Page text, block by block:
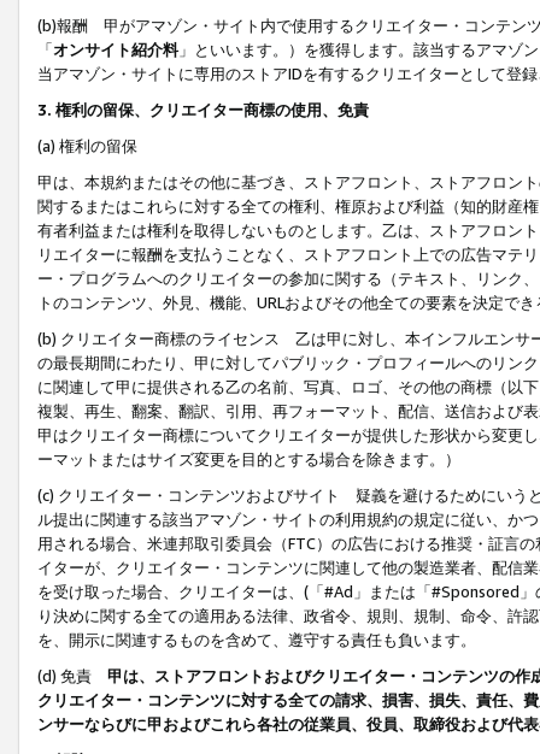
(b)報酬 甲がアマゾン・サイト内で使用するクリエイター・コンテン
「オンサイト紹介料」といいます。）を獲得します。該当するアマゾ
当アマゾン・サイトに専用のストアIDを有するクリエイターとして登
3. 権利の留保、クリエイター商標の使用、免責
(a) 権利の留保
甲は、本規約またはその他に基づき、ストアフロント、ストアフロン
関するまたはこれらに対する全ての権利、権原および利益（知的財産
有者利益または権利を取得しないものとします。乙は、ストアフロン
リエイターに報酬を支払うことなく、ストアフロント上での広告マテ
ー・プログラムへのクリエイターの参加に関する（テキスト、リンク
トのコンテンツ、外見、機能、URLおよびその他全ての要素を決定で
(b) クリエイター商標のライセンス 乙は甲に対し、本インフルエンサ
の最長期間にわたり、甲に対してパブリック・プロフィールへのリン
に関連して甲に提供される乙の名前、写真、ロゴ、その他の商標（以
複製、再生、翻案、翻訳、引用、再フォーマット、配信、送信および
甲はクリエイター商標についてクリエイターが提供した形状から変更
ーマットまたはサイズ変更を目的とする場合を除きます。）
(c) クリエイター・コンテンツおよびサイト 疑義を避けるためにいう
ル提出に関連する該当アマゾン・サイトの利用規約の規定に従い、か
用される場合、米連邦取引委員会（FTC）の広告における推奨・証言
イターが、クリエイター・コンテンツに関連して他の製造業者、配信
を受け取った場合、クリエイターは、(「#Ad」または「#Sponsored
り決めに関する全ての適用ある法律、政省令、規則、規制、命令、許
を、開示に関連するものを含めて、遵守する責任も負います。
(d) 免責 甲は、ストアフロントおよびクリエイター・コンテンツの
クリエイター・コンテンツに対する全ての請求、損害、損失、責任、
ンサーならびに甲およびこれら各社の従業員、役員、取締役および代